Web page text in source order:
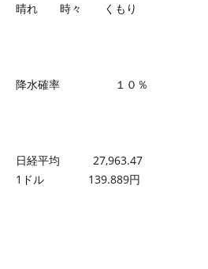
晴れ 時々 くもり
降水確率 １０％
日経平均 27,963.47
1ドル 139.889円